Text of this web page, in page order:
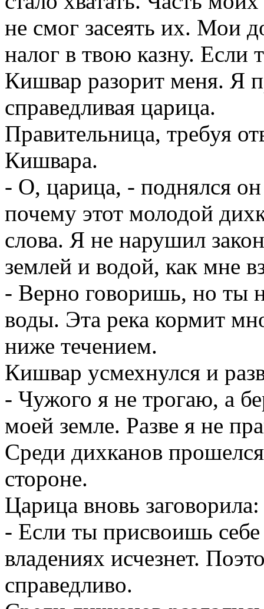
не смог засеять их. Мои
налог в твою казну. Если
Кишвар разорит меня. Я
справедливая царица.
Правительница, требуя
Кишвара.
- О, царица, - поднялся
почему этот молодой
слова. Я не нарушил
землей и водой, как мне
- Верно говоришь, но ты
воды. Эта река кормит
ниже течением.
Кишвар усмехнулся и
- Чужого я не трогаю, а
моей земле. Разве я не
Среди дихканов
стороне.
Царица вновь заговорила:
- Если ты присвоишь
владениях исчезнет.
справедливо.